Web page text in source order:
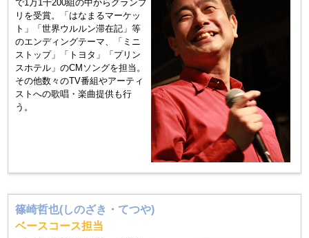
で1万1千200組の中からグランプ
リを受賞。「はなまるマーケッ
ト」「世界ウルルン滞在記」等
のエンディングテーマ、「ミニ
ストップ」「トヨタ」「プリン
スホテル」のCMソングを担当。
その他数々のTV番組やアーティ
ストへの歌唱・楽曲提供も行
う。
篠崎哲也(しのざき・てつや)
ベースコース担当